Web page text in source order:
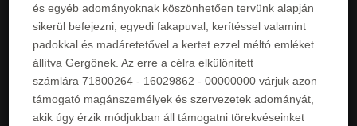
és egyéb adományoknak köszönhetően tervünk alapján
sikerül befejezni, egyedi fakapuval, kerítéssel valamint
padokkal és madáretetővel a kertet ezzel méltó emléket
állítva Gergőnek. Az erre a célra elkülönített
számlára 71800264 - 16029862 - 00000000 várjuk azon
támogató magánszemélyek és szervezetek adományát,
akik úgy érzik módjukban áll támogatni törekvéseinket